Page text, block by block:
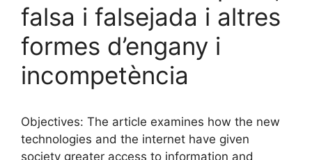
falsa i falsejada i altres
formes d’engany i
incompetència
Objectives: The article examines how the new
technologies and the internet have given
society greater access to information and